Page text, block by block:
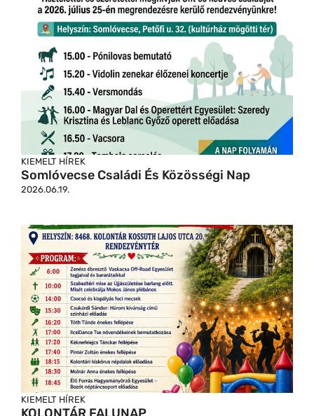
KIEMELT HÍREK
Somlóvecse Családi És Közösségi Nap
2026.06.19.
KIEMELT HÍREK